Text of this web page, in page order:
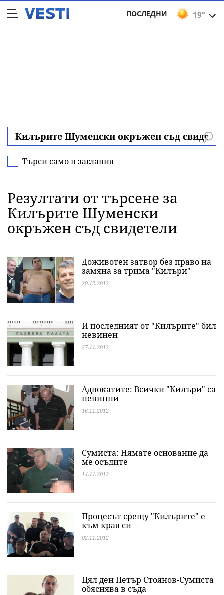
19°
ПОСЛЕДНИ
Търси само в заглавия
Резултати от търсене за
Килърите Шуменски
окръжен съд свидетели
Доживотен затвор без право на
замяна за трима "Килъри"
20.12.2012
И последният от "Килърите" бил
невинен
27.11.2012
Адвокатите: Всички "Килъри" са
невинни
16.11.2012
Сумиста: Нямате основание да
ме осъдите
14.11.2012
Процесът срещу "Килърите" е
към края си
02.11.2012
Цял ден Петър Стоянов-Сумиста
обяснява в съда